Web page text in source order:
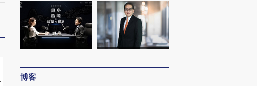
马航飞行员跨国走私7万
博客